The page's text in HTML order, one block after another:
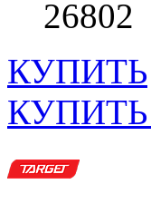
26802
КУПИТЬ